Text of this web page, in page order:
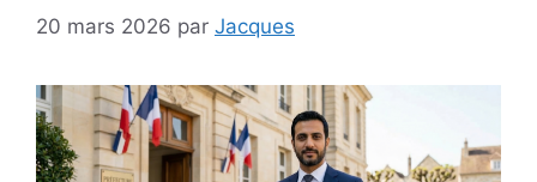
20 mars 2026 par Jacques